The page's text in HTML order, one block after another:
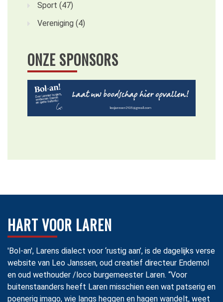
Sport (47)
Vereniging (4)
ONZE SPONSORS
HART VOOR LAREN
'Bol-an', Larens dialect voor ‘rustig aan’, is de dagelijks verse
website van Leo Janssen, oud creatief directeur Endemol
en oud wethouder /loco burgemeester Laren. “Voor
buitenstaanders heeft Laren misschien een wat patserig en
poenerig imago, wie langs heggen en hagen wandelt, weet